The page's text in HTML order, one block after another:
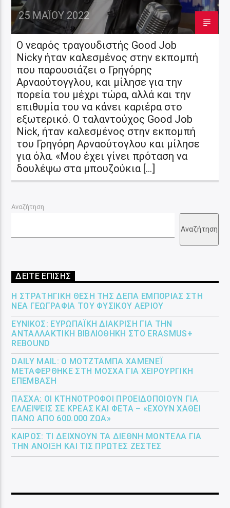
25 ΜΑΪ́ΟΥ 2022
O νεαρός τραγουδιστής Good Job
Nicky ήταν καλεσμένος στην εκπομπή
που παρουσιάζει ο Γρηγόρης
Αρναούτογγλου, και μίλησε για την
πορεία του μέχρι τώρα, αλλά και την
επιθυμία του να κάνει καριέρα στο
εξωτερικό. Ο ταλαντούχος Good Job
Nick, ήταν καλεσμένος στην εκπομπή
του Γρηγόρη Αρναούτογλου και μίλησε
για όλα. «Μου έχει γίνει πρόταση να
δουλέψω στα μπουζούκια […]
Αναζήτηση
Αναζήτηση
ΔΕΙΤΕ ΕΠΙΣΗΣ
Η ΣΤΡΑΤΗΓΙΚΉ ΘΈΣΗ ΤΗΣ ΔΕΠΑ ΕΜΠΟΡΊΑΣ ΣΤΗ
ΝΈΑ ΓΕΩΓΡΑΦΊΑ ΤΟΥ ΦΥΣΙΚΟΎ ΑΕΡΊΟΥ
ΕΎΝΙΚΟΣ: ΕΥΡΩΠΑΪΚΉ ΔΙΆΚΡΙΣΗ ΓΙΑ ΤΗΝ
ΑΝΤΑΛΛΑΚΤΙΚΉ ΒΙΒΛΙΟΘΉΚΗ ΣΤΟ ERASMUS+
REBOUND
DAILY MAIL: Ο ΜΟΤΖΤΆΜΠΑ ΧΑΜΕΝΕΪ́
ΜΕΤΑΦΈΡΘΗΚΕ ΣΤΗ ΜΌΣΧΑ ΓΙΑ ΧΕΙΡΟΥΡΓΙΚΉ
ΕΠΈΜΒΑΣΗ
ΠΆΣΧΑ: ΟΙ ΚΤΗΝΟΤΡΌΦΟΙ ΠΡΟΕΙΔΟΠΟΙΟΎΝ ΓΙΑ
ΕΛΛΕΊΨΕΙΣ ΣΕ ΚΡΈΑΣ ΚΑΙ ΦΈΤΑ – «ΈΧΟΥΝ ΧΑΘΕΊ
ΠΆΝΩ ΑΠΌ 600.000 ΖΏΑ»
ΚΑΙΡΌΣ: ΤΙ ΔΕΊΧΝΟΥΝ ΤΑ ΔΙΕΘΝΉ ΜΟΝΤΈΛΑ ΓΙΑ
ΤΗΝ ΆΝΟΙΞΗ ΚΑΙ ΤΙΣ ΠΡΏΤΕΣ ΖΈΣΤΕΣ